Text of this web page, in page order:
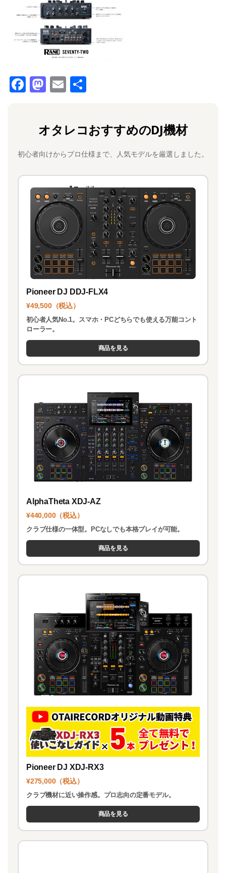
F
b
o
o
k
M
o
d
o
n
E
l
オタレコおすすめのDJ機材
初心者向けからプロ仕様まで、人気モデルを厳選しました。
Pioneer DJ DDJ-FLX4
¥49,500（税込）
初心者人気No.1。スマホ・PCどちらでも使える万能コント
ローラー。
商品を見る
AlphaTheta XDJ-AZ
¥440,000（税込）
クラブ仕様の一体型。PCなしでも本格プレイが可能。
商品を見る
Pioneer DJ XDJ-RX3
¥275,000（税込）
クラブ機材に近い操作感。プロ志向の定番モデル。
商品を見る